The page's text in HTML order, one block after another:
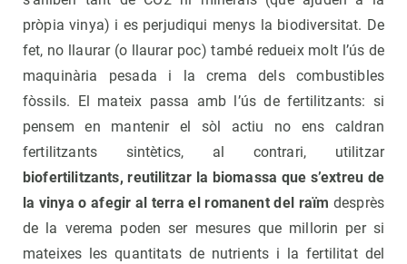
pròpia vinya) i es perjudiqui menys la biodiversitat. De
fet, no llaurar (o llaurar poc) també redueix molt l’ús de
maquinària pesada i la crema dels combustibles
fòssils. El mateix passa amb l’ús de fertilitzants: si
pensem en mantenir el sòl actiu no ens caldran
fertilitzants sintètics, al contrari, utilitzar
biofertilitzants, reutilitzar la biomassa que s’extreu de
la vinya o afegir al terra el romanent del raïm desprès
de la verema poden ser mesures que millorin per si
mateixes les quantitats de nutrients i la fertilitat del